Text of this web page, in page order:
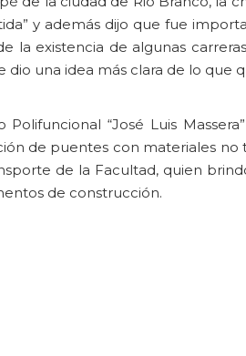
y además dijo que fue
la existencia de algunas
una idea más clara de lo que
“José Luis
de puentes con materiales no
de la Facultad, quien
de construcción.